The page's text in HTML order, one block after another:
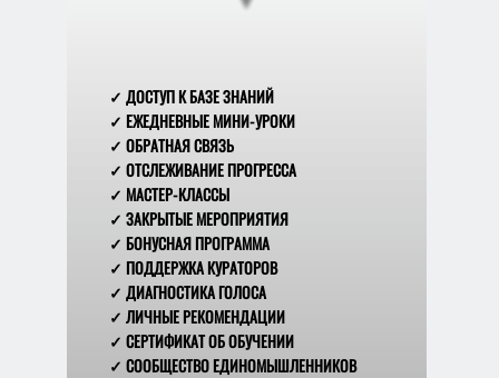
✓ ДОСТУП К БАЗЕ ЗНАНИЙ
✓ ЕЖЕДНЕВНЫЕ МИНИ-УРОКИ
✓ ОБРАТНАЯ СВЯЗЬ
✓ ОТСЛЕЖИВАНИЕ ПРОГРЕССА
✓ МАСТЕР-КЛАССЫ
✓ ЗАКРЫТЫЕ МЕРОПРИЯТИЯ
✓ БОНУСНАЯ ПРОГРАММА
✓ ПОДДЕРЖКА КУРАТОРОВ
✓ ДИАГНОСТИКА ГОЛОСА
✓ ЛИЧНЫЕ РЕКОМЕНДАЦИИ
✓ СЕРТИФИКАТ ОБ ОБУЧЕНИИ
✓ СООБЩЕСТВО ЕДИНОМЫШЛЕННИКОВ